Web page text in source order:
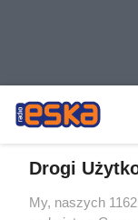
Drogi
My, naszych